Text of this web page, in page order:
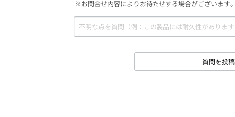
※お問合せ内容によりお待たせする場合がございます。
質問を投稿